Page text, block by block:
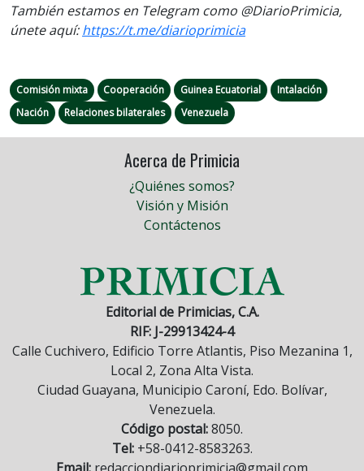
También estamos en Telegram como @DiarioPrimicia,
únete aquí:https://t.me/diarioprimicia
Comisión mixta Cooperación Guinea Ecuatorial
Intalación
Nación
Relaciones bilaterales Venezuela
Acerca de Primicia
¿Quiénes somos?
Visión y Misión
Contáctenos
Editorial de Primicias, C.A.
RIF: J-29913424-4
Calle Cuchivero, Edificio Torre Atlantis, Piso Mezanina 1,
Local 2, Zona Alta Vista.
Ciudad Guayana, Municipio Caroní, Edo. Bolívar,
Venezuela.
Código postal:8050.
Tel:+58-0412-8583263.